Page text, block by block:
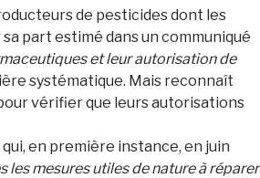
de pesticides dont les
part estimé dans un communiqué
et leur autorisation de
systématique. Mais reconnaît
vérifier que leurs autorisations
en première instance, en juin
mesures utiles de nature à réparer